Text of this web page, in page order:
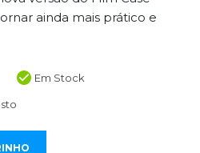
ainda mais prático e
Em Stock